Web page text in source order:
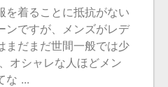
を着ることに抵抗がない
ンですが、メンズがレデ
まだまだ世間一般では少
オシャレな人ほどメン
な ...